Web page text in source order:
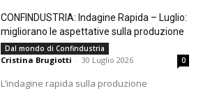
CONFINDUSTRIA: Indagine Rapida – Luglio:
migliorano le aspettative sulla produzione
Dal mondo di Confindustria
Cristina Brugiotti - 30 Luglio 2026 0
L’indagine rapida sulla produzione